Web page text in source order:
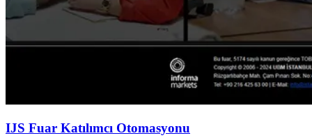
IJS Fuar Katılımcı Otomasyonu